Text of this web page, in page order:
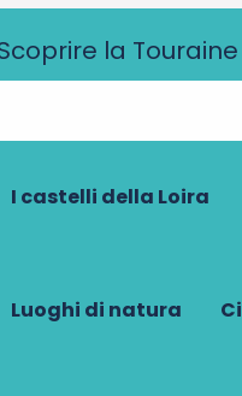
la Touraine
I castelli della Loira
Luoghi di natura
mercati.
nel centro e
al mattino o alla
mercati Sono
e nei quartieri.
sera, dal martedì